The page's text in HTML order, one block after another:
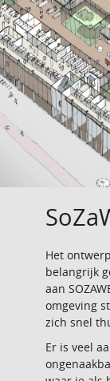
Het
belangrijk
aan
omgeving
zich snel
Er is veel